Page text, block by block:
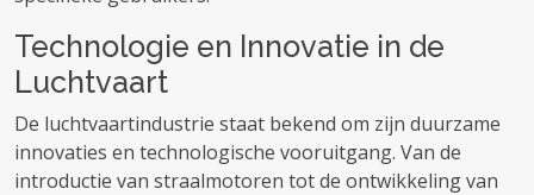
Technologie en Innovatie in de
Luchtvaart
De luchtvaartindustrie staat bekend om zijn duurzame
innovaties en technologische vooruitgang. Van de
introductie van straalmotoren tot de ontwikkeling van